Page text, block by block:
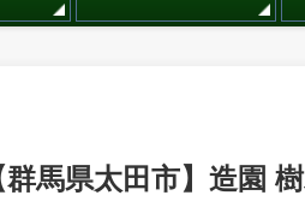
馬県太田市】造園